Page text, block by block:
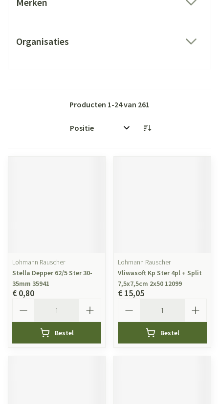
Organisaties
Producten 1-24van 261
Sorteer op:
Lohmann Rauscher
Stella Depper 62/5 Ster 30-
35mm 35941
€ 0,80
Bestel
Lohmann Rauscher
Vliwasoft Kp Ster 4pl + Split
7,5x7,5cm 2x50 12099
€ 15,05
Bestel